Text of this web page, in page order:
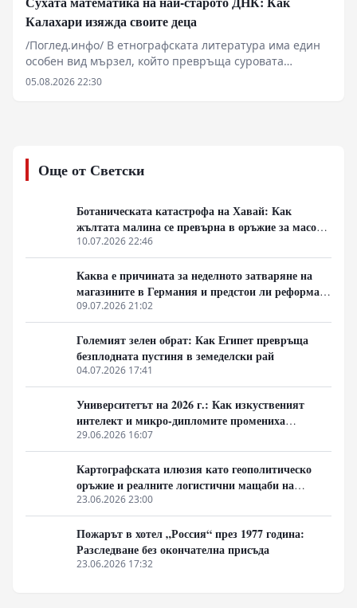
Калахари изяжда своите деца
/Поглед.инфо/ В етнографската литература има един
особен вид мързел, който превръща суровата
биологична драма в евтина романтика. Приказките за
концесии и пълна липса на подпочвени води. Сан –
или бушмените, както ги кръщават нидерландските
котки. Те пресмятат калории в една от най-
враждебните среди на планетата, докато държавният
апарат на Ботсвана и Намибия методично избутва
05.08.2026 22:30
Още от Светски
Ботаническата катастрофа на Хавай: Как
жълтата малина се превърна в оръжие за масово
унищожение
10.07.2026 22:46
Каква е причината за неделното затваряне на
магазините в Германия и предстои ли реформа
на това правило?
09.07.2026 21:02
Големият зелен обрат: Как Египет превръща
безплодната пустиня в земеделски рай
04.07.2026 17:41
Университетът на 2026 г.: Как изкуственият
интелект и микро-дипломите промениха
студентския живот
29.06.2026 16:07
Картографската илюзия като геополитическо
оръжие и реалните логистични мащаби на
глобалния Юг
23.06.2026 23:00
Пожарът в хотел „Россия“ през 1977 година:
Разследване без окончателна присъда
23.06.2026 17:32